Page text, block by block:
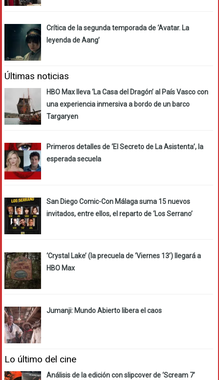
Crítica de la segunda temporada de ‘Avatar. La
leyenda de Aang’
Últimas noticias
HBO Max lleva ‘La Casa del Dragón’ al País Vasco con
una experiencia inmersiva a bordo de un barco
Targaryen
Primeros detalles de ‘El Secreto de La Asistenta’, la
esperada secuela
San Diego Comic-Con Málaga suma 15 nuevos
invitados, entre ellos, el reparto de ‘Los Serrano’
‘Crystal Lake’ (la precuela de ‘Viernes 13’) llegará a
HBO Max
Jumanji: Mundo Abierto libera el caos
Lo último del cine
Análisis de la edición con slipcover de ‘Scream 7’